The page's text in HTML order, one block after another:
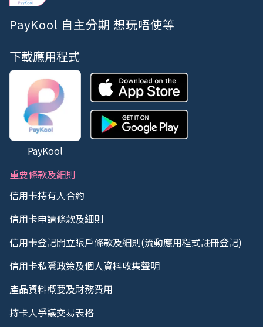
PayKool 自主分期 想玩唔使等
下載應用程式
PayKool
重要條款及細則
信用卡持有人合約
信用卡申請條款及細則
信用卡登記開立賬戶條款及細則(流動應用程式註冊登記)
信用卡私隱政策及個人資料收集聲明
產品資料概要及財務費用
持卡人爭議交易表格